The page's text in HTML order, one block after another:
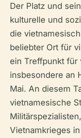
Der Platz und
kulturelle und
die
beliebter Ort für
ein Treffpunkt für
insbesondere an
Mai. An diesem
vietnamesische
Vietnamkrieges